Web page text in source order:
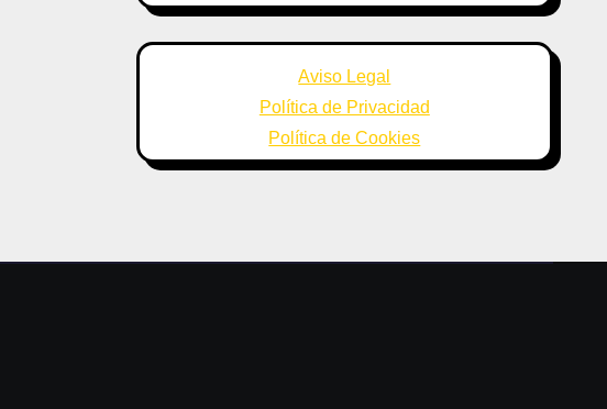
Aviso Legal
Política de Privacidad
Política de Cookies